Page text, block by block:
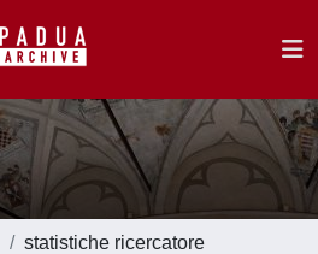
statistiche ricercatore